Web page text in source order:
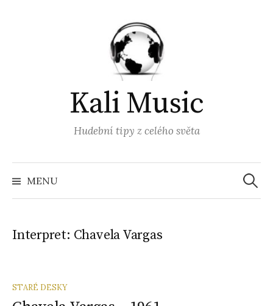
Kali Music
Hudební tipy z celého světa
MENU
Interpret: Chavela Vargas
STARÉ DESKY